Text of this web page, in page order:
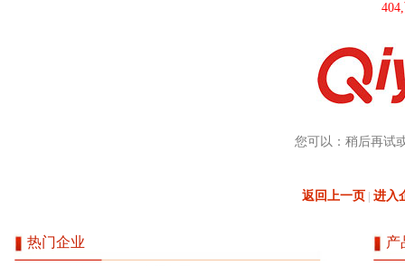
您可以：稍后再试
返回上一页 进入
热门企业 产